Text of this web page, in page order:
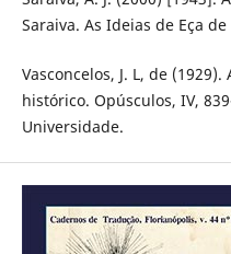
Saraiva. As Ideias de Eça
Vasconcelos, J. L, de
histórico. Opúsculos, IV,
Universidade.